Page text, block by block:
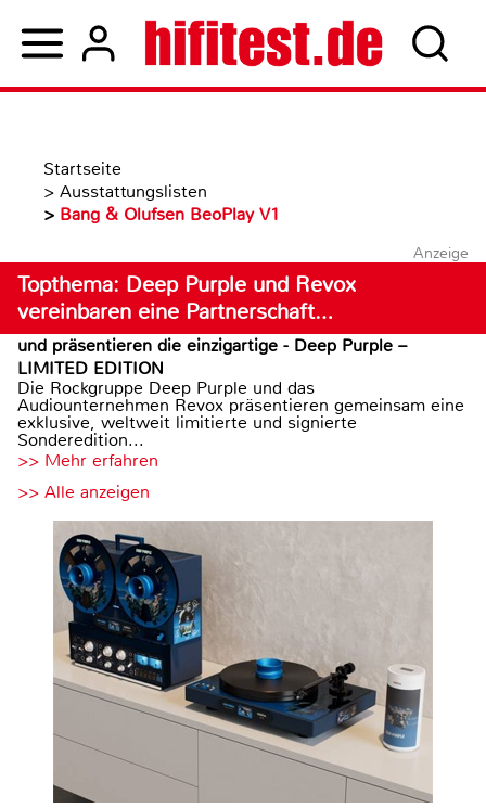
Startseite
> Ausstattungslisten
>
Bang & Olufsen BeoPlay V1
Anzeige
Topthema: Deep Purple und Revox
vereinbaren eine Partnerschaft…
und präsentieren die einzigartige - Deep Purple –
LIMITED EDITION
Die Rockgruppe Deep Purple und das
Audiounternehmen Revox präsentieren gemeinsam eine
exklusive, weltweit limitierte und signierte
Sonderedition...
>> Mehr erfahren
>> Alle anzeigen